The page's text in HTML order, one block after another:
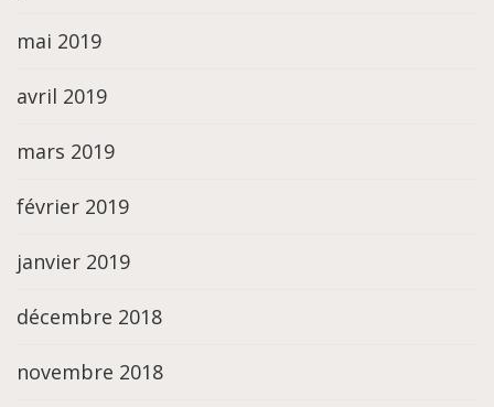
mai 2019
avril 2019
mars 2019
février 2019
janvier 2019
décembre 2018
novembre 2018